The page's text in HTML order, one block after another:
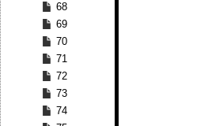
68
69
70
71
72
73
74